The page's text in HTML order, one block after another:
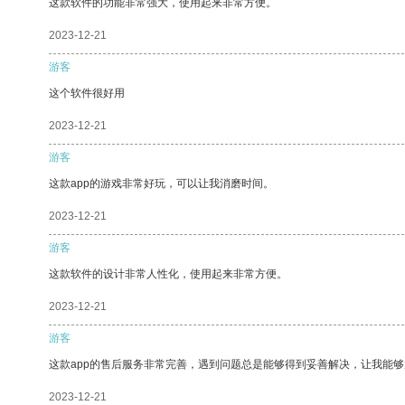
这款软件的功能非常强大，使用起来非常方便。
2023-12-21
游客
这个软件很好用
2023-12-21
游客
这款app的游戏非常好玩，可以让我消磨时间。
2023-12-21
游客
这款软件的设计非常人性化，使用起来非常方便。
2023-12-21
游客
这款app的售后服务非常完善，遇到问题总是能够得到妥善解决，让我能够
2023-12-21